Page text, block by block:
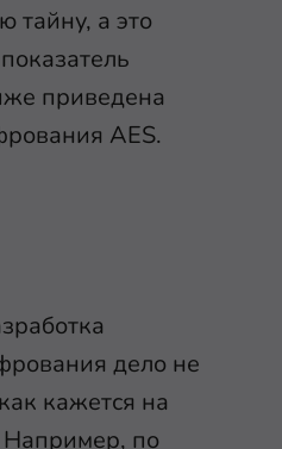
тайну, а это
приведена
AES.
дело не
кажется на
по